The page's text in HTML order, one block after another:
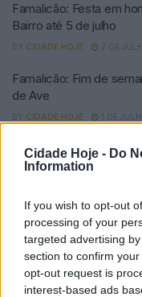
Cidade Hoje - Do
Information
If you wish to opt-out
processing of your
targeted advertising
section to confirm
opt-out request is
interest-based ads
Famalicão: Festa em
Bairro até 5 de julho
BY CIDADE HOJE 2 DE
Famalicão: Fim de
de Ave
BY CIDADE HOJE 1 DE
Famalicão: S. Pedro de
marchas, Johnny Abreu
Famalicão:
unida na construção
CIDADE HOJE 27 DE
Famalicão: 4 Men